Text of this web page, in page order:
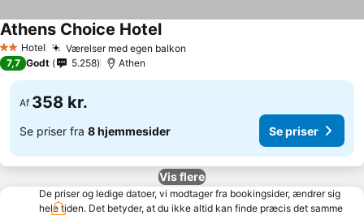
2 Stjerner
Hotel Værelser med egen balkon
Athens Choice Hotel
7,7 Godt 5.258 Athen
Af 358 kr.
Se priser fra 8 hjemmesider Se priser
Vis flere
De priser og ledige datoer, vi modtager fra bookingsider, ændrer sig
hele tiden. Det betyder, at du ikke altid kan finde præcis det samme